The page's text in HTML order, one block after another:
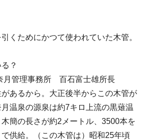
くためにかつて使われていた木管。
？
月管理事務所 百石富士雄所長
があるから。大正後半からこの木管が
温泉の源泉は約7キロ上流の黒薙温
簡の長さが約2メートル、3500本を
供給。（この木管は）昭和25年頃